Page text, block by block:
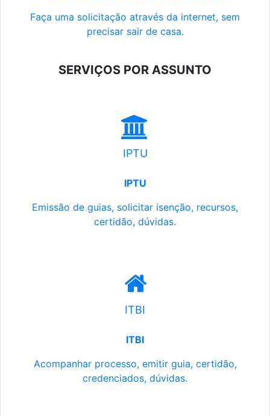
Faça uma solicitação através da internet, sem
precisar sair de casa.
SERVIÇOS POR ASSUNTO
IPTU
IPTU
Emissão de guias, solicitar isenção, recursos,
certidão, dúvidas.
ITBI
ITBI
Acompanhar processo, emitir guia, certidão,
credenciados, dúvidas.